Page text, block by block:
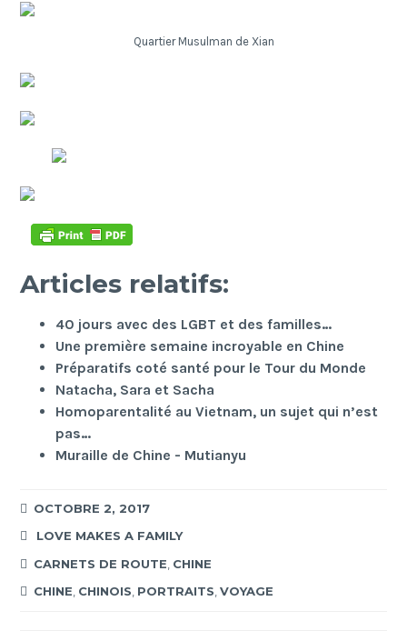
Quartier Musulman de Xian
Articles relatifs:
40 jours avec des LGBT et des familles…
Une première semaine incroyable en Chine
Préparatifs coté santé pour le Tour du Monde
Natacha, Sara et Sacha
Homoparentalité au Vietnam, un sujet qui n’est
pas…
Muraille de Chine - Mutianyu
OCTOBRE 2, 2017
LOVE MAKES A FAMILY
CARNETS DE ROUTE CHINE
CHINE CHINOIS PORTRAITS ,VOYAGE